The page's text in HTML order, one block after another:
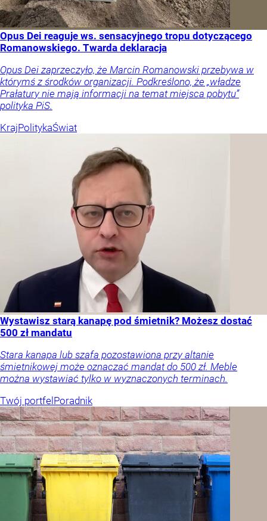
Opus Dei reaguje ws. sensacyjnego tropu dotyczącego
Romanowskiego. Twarda deklaracja
Opus Dei zaprzeczyło, że Marcin Romanowski przebywa w
którymś z środków organizacji. Podkreślono, że „władze
Prałatury nie mają informacji na temat miejsca pobytu”
polityka PiS.
KrajPolitykaŚwiat
Wystawisz starą kanapę pod śmietnik? Możesz dostać
500 zł mandatu
Stara kanapa lub szafa pozostawiona przy altanie
śmietnikowej może oznaczać mandat do 500 zł. Meble
można wystawiać tylko w wyznaczonych terminach.
Twój portfel Poradnik